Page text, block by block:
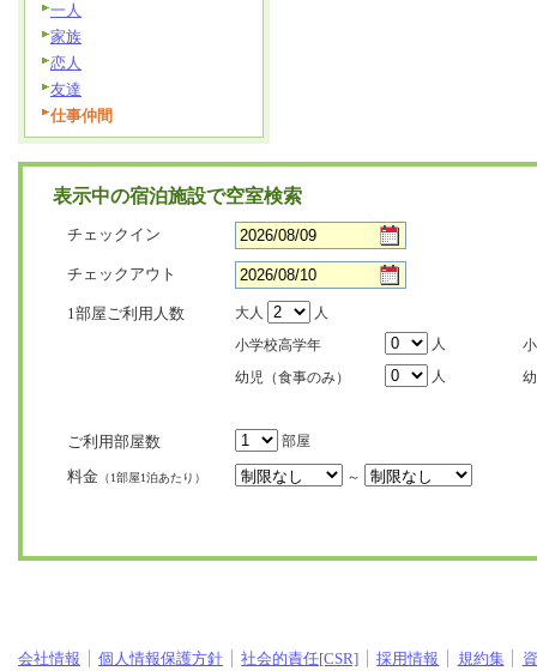
一人
家族
恋人
友達
仕事仲間
表示中の宿泊施設で空室検索
チェックイン
チェックアウト
1部屋ご利用人数 大人
人
小学校高学年
人
幼児（食事のみ）
人
ご利用部屋数 部屋
料金 （1部屋1泊あたり） ～
会社情報 個人情報保護方針 社会的責任[CSR] 採用情報 規約集